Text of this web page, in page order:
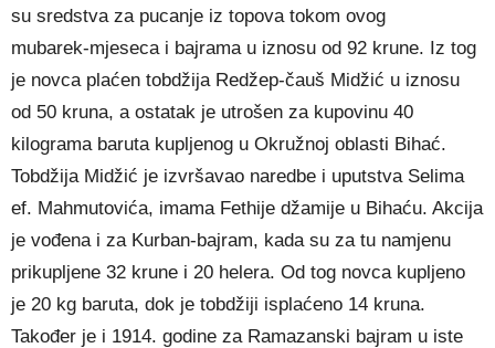
su sredstva za pucanje iz topova tokom ovog
mubarek‑mjeseca i bajrama u iznosu od 92 krune. Iz tog
je novca plaćen tobdžija Redžep-čauš Midžić u iznosu
od 50 kruna, a ostatak je utrošen za kupovinu 40
kilograma baruta kupljenog u Okružnoj oblasti Bihać.
Tobdžija Midžić je izvršavao naredbe i uputstva Selima
ef. Mahmutovića, imama Fethije džamije u Bihaću. Akcija
je vođena i za Kurban-bajram, kada su za tu namjenu
prikupljene 32 krune i 20 helera. Od tog novca kupljeno
je 20 kg baruta, dok je tobdžiji isplaćeno 14 kruna.
Također je i 1914. godine za Ramazanski bajram u iste